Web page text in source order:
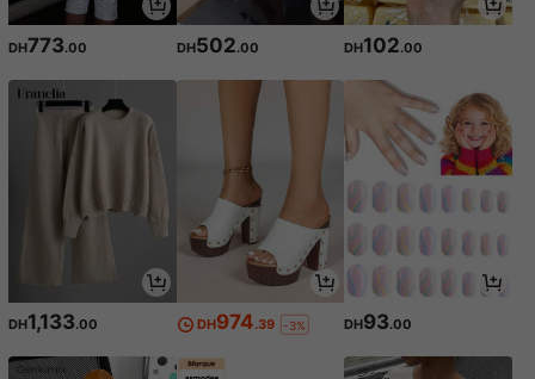
DH773.00 DH502.00 DH102.00
DH1,133.00 DH974.39 -3% DH93.00